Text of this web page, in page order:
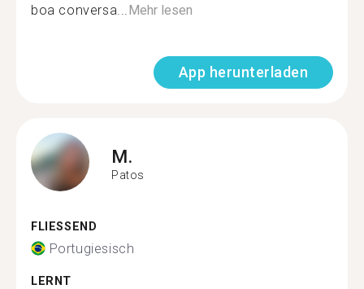
boa conversa...Mehr lesen
App herunterladen
M.
Patos
FLIESSEND
Portugiesisch
LERNT